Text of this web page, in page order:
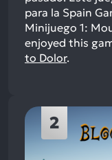
para la Spain
Minijuego 1:
enjoyed this
to Dolor.
2